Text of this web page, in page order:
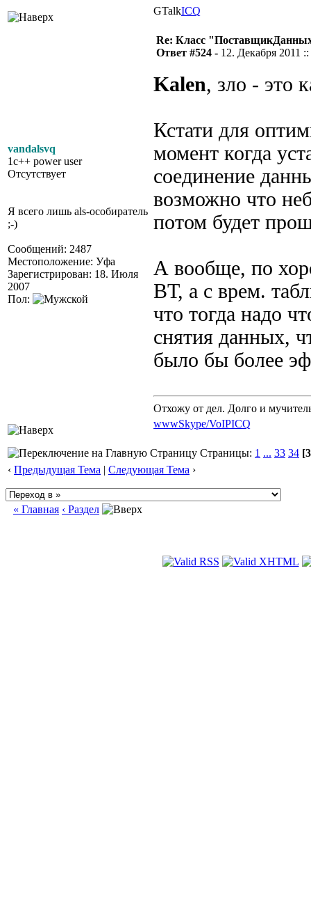
GTalkICQ
vandalsvq
1c++ power user
Отсутствует
Я всего лишь als-особиратель
;-)
Сообщений: 2487
Местоположение: Уфа
Зарегистрирован: 18. Июля
2007
Пол:
Re: Класс
Ответ #524 - 12. Декабря 2011
Kalen, зло - это
Кстати для
момент когда
соединение
возможно что
потом будет
А вообще, по
ВТ, а с врем.
что тогда надо
снятия данных,
было бы более
Отхожу от дел. Долго и
wwwSkype/VoIPICQ
Страницы: 1 ... 33 34
‹ Предыдущая Тема | Следующая Тема ›
« Главная ‹ Раздел